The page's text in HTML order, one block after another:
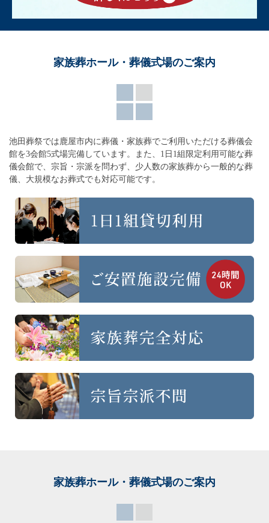
家族葬ホール・葬儀式場のご案内
池田葬祭では鹿屋市内に葬儀・家族葬でご利用いただける葬儀会
館を3会館5式場完備しています。
また、1日1組限定利用可能な葬
儀会館で、宗旨・宗派を問わず、 少人数の家族葬から一般的な葬
儀、大規模なお葬式でも対応可能です。
家族葬ホール・葬儀式場のご案内